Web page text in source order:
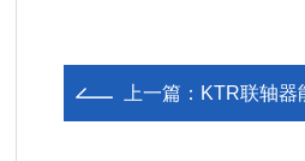
上一篇： KTR联轴器